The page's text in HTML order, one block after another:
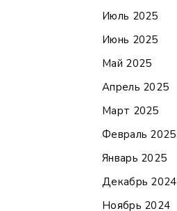
Июль 2025
Июнь 2025
Май 2025
Апрель 2025
Март 2025
Февраль 2025
Январь 2025
Декабрь 2024
Ноябрь 2024